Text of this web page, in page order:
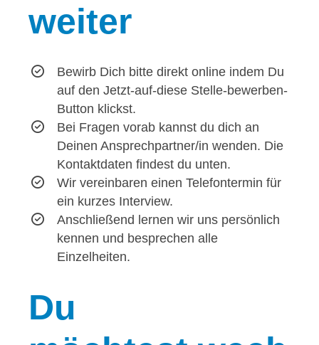
weiter
Bewirb Dich bitte direkt online indem Du
auf den Jetzt-auf-diese Stelle-bewerben-
Button klickst.
Bei Fragen vorab kannst du dich an
Deinen Ansprechpartner/in wenden. Die
Kontaktdaten findest du unten.
Wir vereinbaren einen Telefontermin für
ein kurzes Interview.
Anschließend lernen wir uns persönlich
kennen und besprechen alle
Einzelheiten.
Du